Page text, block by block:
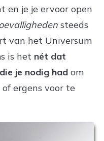
en je je ervoor open
steeds
van het Universum
is het nét dat
je nodig had om
ergens voor te